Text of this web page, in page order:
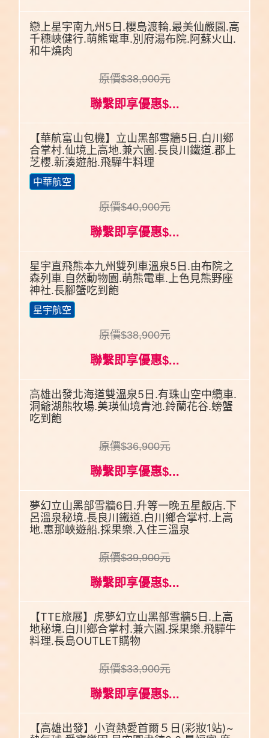
戀上星宇南九州5日.櫻島渡輪.最美仙嚴園.高
千穗峽健行.萌熊電車.別府湯布院.阿蘇火山.
和牛燒肉
原價$38,900元
聯繫即享優惠$...
【華航富山包機】立山黑部雪牆5日.白川鄉
合掌村.仙境上高地.兼六園.長良川鐵道.郡上
芝櫻.新湊遊船.飛驒牛料理
中華航空
原價$40,900元
聯繫即享優惠$...
星宇直飛熊本九州雙列車溫泉5日.由布院之
森列車.自然動物園.萌熊電車.上色見熊野座
神社.長腳蟹吃到飽
星宇航空
原價$38,900元
聯繫即享優惠$...
高雄出發北海道雙溫泉5日.有珠山空中纜車.
洞爺湖熊牧場.美瑛仙境青池.鈴蘭花谷.螃蟹
吃到飽
原價$36,900元
聯繫即享優惠$...
夢幻立山黑部雪牆6日.升等一晚五星飯店.下
呂溫泉秘境.長良川鐵道.白川鄉合掌村.上高
地.惠那峽遊船.採果樂.入住三溫泉
原價$39,900元
聯繫即享優惠$...
【TTE旅展】虎夢幻立山黑部雪牆5日.上高
地秘境.白川鄉合掌村.兼六園.採果樂.飛驒牛
料理.長島OUTLET購物
原價$33,900元
聯繫即享優惠$...
【高雄出發】小資熱愛首爾５日(彩妝1站)~